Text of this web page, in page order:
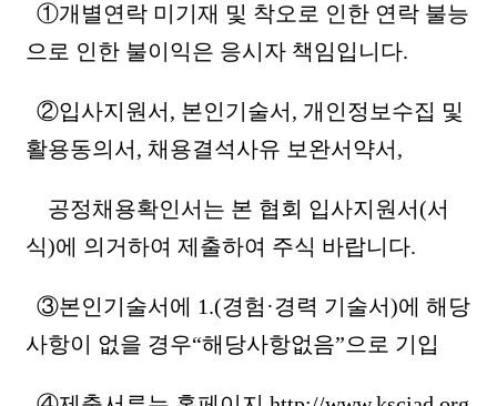
①개별연락 미기재 및 착오로 인한 연락 불능
으로 인한 불이익은 응시자 책임입니다.
②입사지원서, 본인기술서, 개인정보수집 및
활용동의서, 채용결석사유 보완서약서,
공정채용확인서는 본 협회 입사지원서(서
식)에 의거하여 제출하여 주식 바랍니다.
③본인기술서에 1.(경험·경력 기술서)에 해당
사항이 없을 경우“해당사항없음”으로 기입